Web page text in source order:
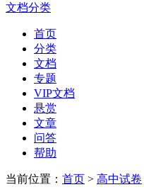
文档分类
首页
分类
文档
专题
VIP文档
悬赏
文章
问答
帮助
当前位置： 首页 > 高中试卷